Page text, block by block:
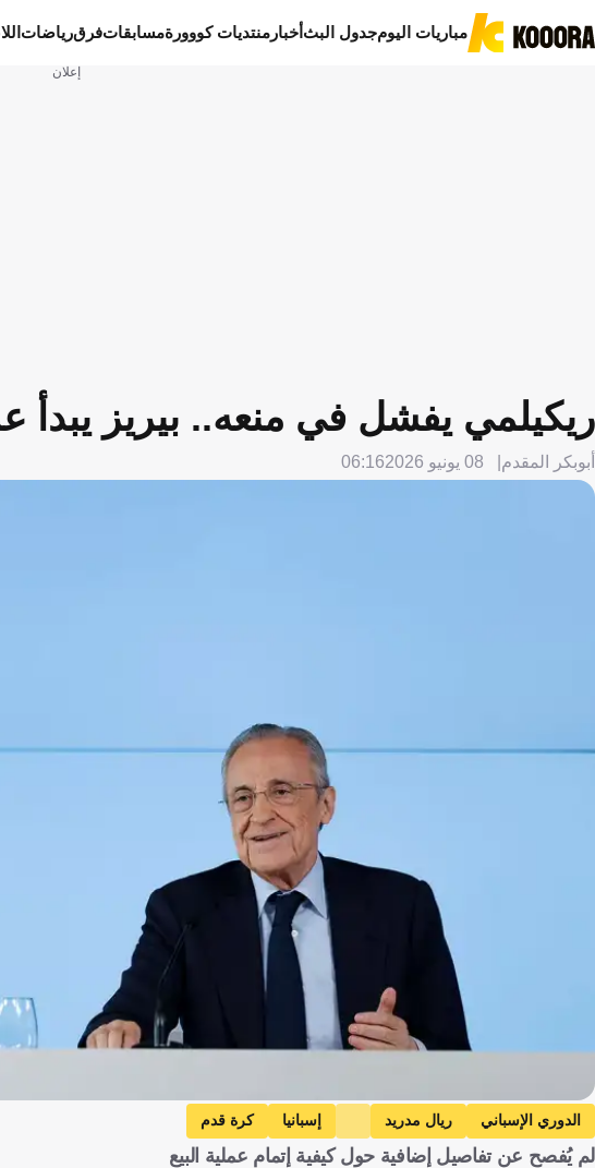
مباريات اليومجدول البثأخبار منتديات كووورةمسابقاتفرقرياضات
إعلان
ريكيلمي يفشل في منعه.. بيريز يبدأ
أبوبكر المقدم 08 يونيو 2026 06:16
الدوري الإسباني ريال مدريد إسبانيا كرة قدم
لم يُفصح عن تفاصيل إضافية حول كيفية إتمام عملية البيع